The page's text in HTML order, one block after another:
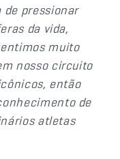
de pressionar
da vida,
muito
nosso circuito
então
de
atletas